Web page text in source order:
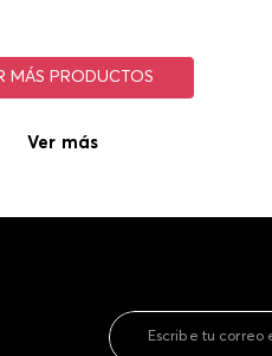
Ver más